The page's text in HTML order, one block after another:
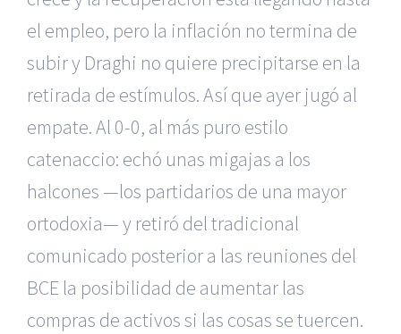
el empleo, pero la inflación no termina de
subir y Draghi no quiere precipitarse en la
retirada de estímulos. Así que ayer jugó al
empate. Al 0-0, al más puro estilo
catenaccio: echó unas migajas a los
halcones —los partidarios de una mayor
ortodoxia— y retiró del tradicional
comunicado posterior a las reuniones del
BCE la posibilidad de aumentar las
compras de activos si las cosas se tuercen.